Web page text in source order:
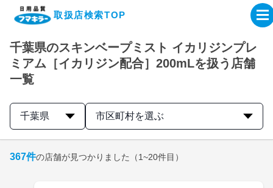
取扱店検索TOP
企業・IR情報サイト
オンラインショップ
製品検索はこちら
千葉県のスキンベープミスト イカリジンプレ
ミアム［イカリジン配合］200mLを扱う店舗
一覧
千葉県 市区町村を選ぶ
367件の店舗が見つかりました （1~20件目）